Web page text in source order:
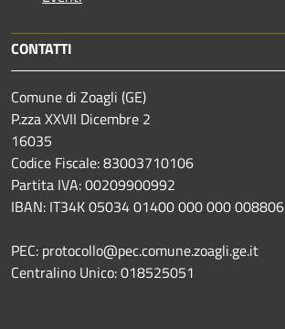
CONTATTI
Comune di Zoagli (GE)
P.zza XXVII Dicembre 2
16035
Codice Fiscale: 83003710106
Partita IVA: 00209900992
IBAN: IT34K 05034 01400 000 000 008806
PEC: protocollo@pec.comune.zoagli.ge.it
Centralino Unico: 018525051